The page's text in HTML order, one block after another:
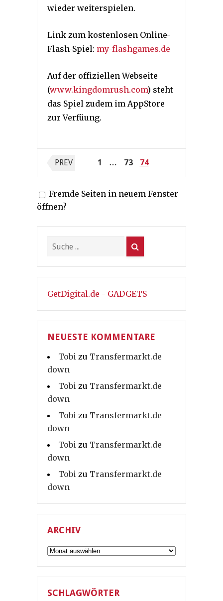
wieder weiterspielen.
Link zum kostenlosen Online-
Flash-Spiel: my-flashgames.de
Auf der offiziellen Webseite
(www.kingdomrush.com) steht
das Spiel zudem im AppStore
zur Verfüung.
Seitennummerierung
der
Beiträge
PREV 1 … 73 74
Fremde Seiten in neuem Fenster
öffnen?
GetDigital.de - GADGETS
NEUESTE KOMMENTARE
Tobi zu Transfermarkt.de
down
Tobi zu Transfermarkt.de
down
Tobi zu Transfermarkt.de
down
Tobi zu Transfermarkt.de
down
Tobi zu Transfermarkt.de
down
ARCHIV
Archiv
SCHLAGWÖRTER